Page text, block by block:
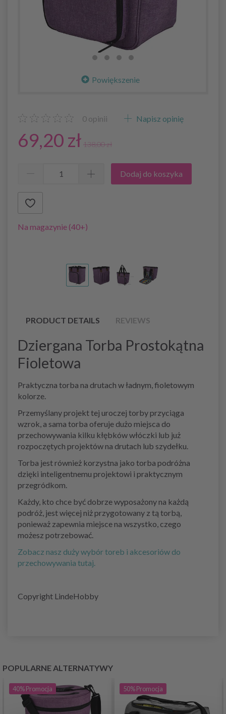
Powiększenie
0 opinii Napisz opinię
69,20 zł 138,00 zł
Dodaj do koszyka
Na magazynie (40+)
PRODUCT DETAILS REVIEWS
Dziergana Torba Prostokątna
Fioletowa
Praktyczna torba na drutach w ładnym, fioletowym
kolorze.
Przemyślany projekt tej uroczej torby przyciąga
wzrok, a sama torba oferuje dużo miejsca do
przechowywania kilku kłębków włóczki lub już
rozpoczętych projektów na drutach lub szydełku.
Torba jest również korzystna jako torba podróżna
dzięki inteligentnemu projektowi i praktycznym
przegródkom.
Każdy, kto chce być dobrze wyposażony na każdą
podróż, jest więcej niż przygotowany z tą torbą,
ponieważ zapewnia miejsce na wszystko, czego
możesz potrzebować.
Zobacz nasz duży wybór toreb i akcesoriów do
przechowywania tutaj.
Copyright LindeHobby
POPULARNE ALTERNATYWY
40%Promocja 50%Promocja